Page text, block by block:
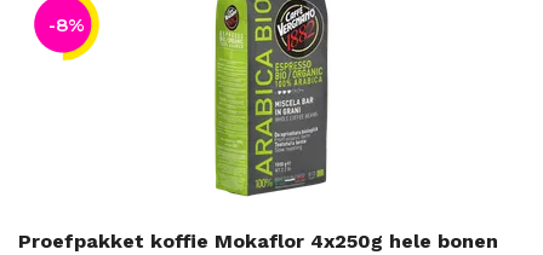
-8%
Proefpakket koffie Mokaflor 4x250g hele bonen